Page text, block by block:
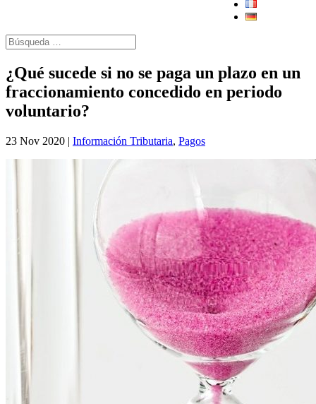
¿Qué sucede si no se paga un plazo en un
fraccionamiento concedido en periodo
voluntario?
23 Nov 2020 | Información Tributaria, Pagos